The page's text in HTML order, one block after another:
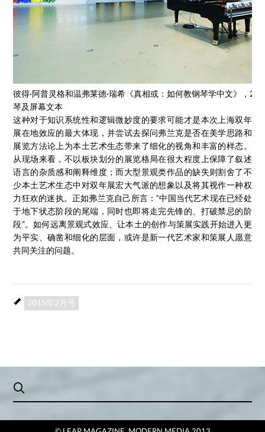
彼得·阿普灵格和温弗莱德·瑞希《真相或：如何教钢琴学中文》，
琴及屏幕文本
这种对于知识系统性和逻辑微妙度的要求可能才是本次上海双年
展在地效应的最大体现，并尝试去探问弗兰克是否在美学思路和
展览方法论上为本土艺术生态带来了细化的视角和丰富的样态。
从现场来看，不以板块划分的展览格局在很大程度上保障了叙述
语言的杂质感和阐释维度；而大型景观类作品的缺失则割舍了不
少本土艺术生态中对双年展宏大气派的想象以及将其视作一种权
力狂欢的迷执。正如弗兰克自己所言：“中国当代艺术现在已经处
于地下状态阶段的尾端，同时也即将走完先锋的、打破禁忌的阶
段”。如何远离景观式效应、让本土的创作与策展实践开始进入更
为平实、确凿和细化的层面，或许是新一代艺术家和策展人愿意
共同关注的问题。
2015年2月号